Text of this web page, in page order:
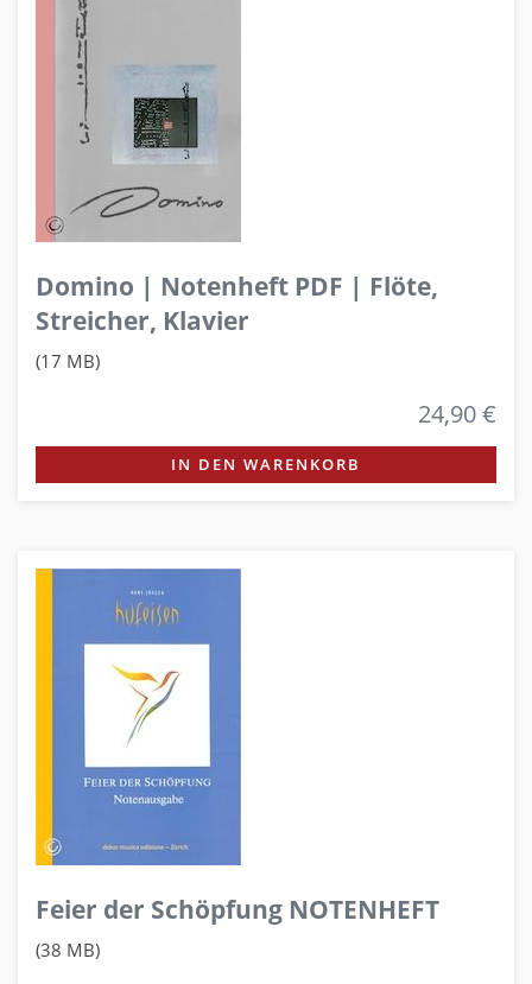
Domino | Notenheft PDF | Flöte,
Streicher, Klavier
(17 MB)
24,90 €
IN DEN WARENKORB
Feier der Schöpfung NOTENHEFT
(38 MB)